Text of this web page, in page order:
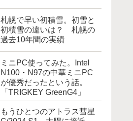
札幌で早い初積雪。初雪と
初積雪の違いは？ 札幌の
過去10年間の実績
ミニPC使ってみた。Intel
N100・N97の中華ミニPC
が優秀だったという話。
「TRIGKEY GreenG4」
もうひとつのアトラス彗星